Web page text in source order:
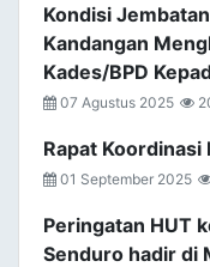
Kondisi
Kandangan
Kades/BPD
07 Agustus 2025
Rapat
01 September 2025
Peringatan HUT
Senduro hadir di